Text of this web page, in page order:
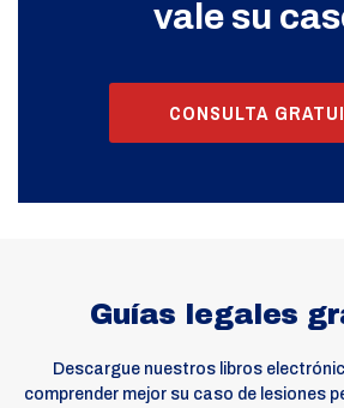
vale su
CONSULTA
Guías legales
Descargue nuestros libros
comprender mejor su caso de lesiones